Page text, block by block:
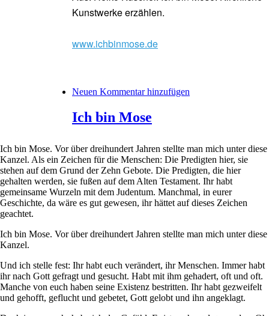
Kunstwerke erzählen.
www.ichbinmose.de
Neuen Kommentar hinzufügen
Ich bin Mose
Ich bin Mose. Vor über dreihundert Jahren stellte man mich unter diese
Kanzel. Als ein Zeichen für die Menschen: Die Predigten hier, sie
stehen auf dem Grund der Zehn Gebote. Die Predigten, die hier
gehalten werden, sie fußen auf dem Alten Testament. Ihr habt
gemeinsame Wurzeln mit dem Judentum. Manchmal, in eurer
Geschichte, da wäre es gut gewesen, ihr hättet auf dieses Zeichen
geachtet.
Ich bin Mose. Vor über dreihundert Jahren stellte man mich unter diese
Kanzel.
Und ich stelle fest: Ihr habt euch verändert, ihr Menschen. Immer habt
ihr nach Gott gefragt und gesucht. Habt mit ihm gehadert, oft und oft.
Manche von euch haben seine Existenz bestritten. Ihr habt gezweifelt
und gehofft, geflucht und gebetet, Gott gelobt und ihn angeklagt.